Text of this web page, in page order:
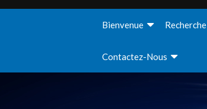
Bienvenue Recherche
Contactez-Nous